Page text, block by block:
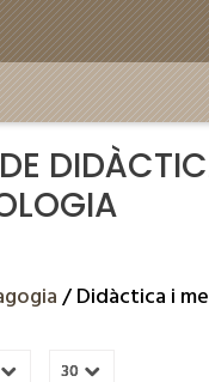
/ Didàctica i